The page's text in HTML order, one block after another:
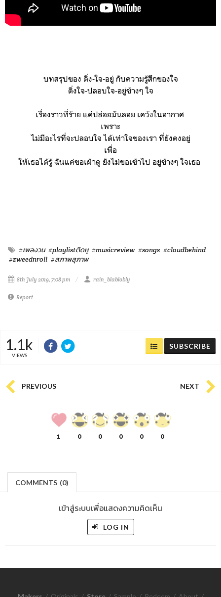
บทสรุปของ ดิ่ง-ใจ-อยู่ กับความรู้สึกของใจ
ดิ่งใจ-ปลอบใจ-อยู่ข้างๆ ใจ
เรื่องราวที่ร้าย แค่ปล่อยมันลอย เคว้งในอากาศ
เพราะ
ไม่มีอะไรที่จะปลอบใจ ได้เท่าใจของเรา ที่ยังคงอยู่
เพื่อ
ให้เธอได้รู้ ฉันแค่ขอเฝ้าดู ยังไม่ขอเข้าไป อยู่ข้างๆ ใจเธอ
#เพลงวน #playlistติดหู #musicreview #songs #cloudbehind
#zweednroll #สภาพสุภาพ
8th July 2019, 7:08 pm rain_blablobly
Report
1.1k
VIEWS
SUBSCRIBE
PREVIOUS NEXT
1 0 0 0 0 0
COMMENTS (0)
เข้าสู่ระบบเพื่อแสดงความคิดเห็น
LOG IN